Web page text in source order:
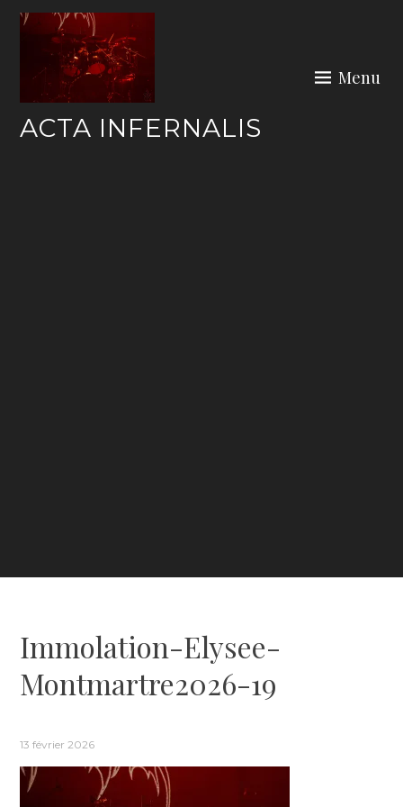
Skip
ACTA INFERNALIS
Menu
Immolation-Elysee-
Montmartre2026-19
13 février 2026